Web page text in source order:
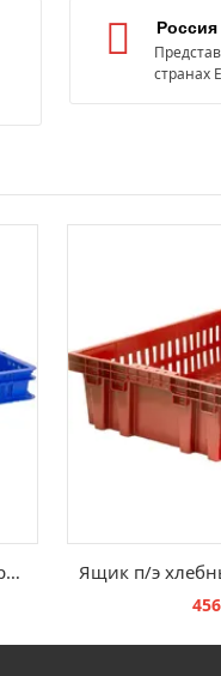
странах
Ящик п/э 600х400х75 с перфорацией цв. синий